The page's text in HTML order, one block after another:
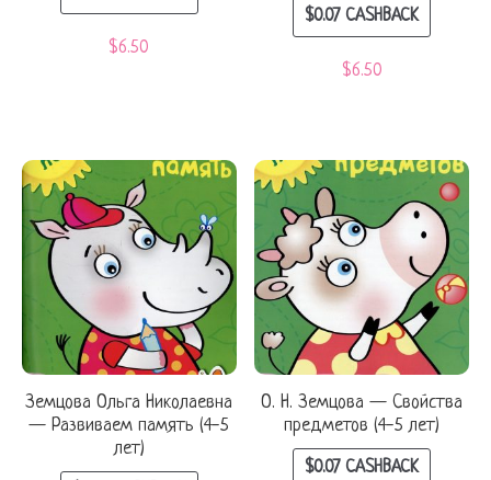
$6.50
$0.07CASHBACK
$6.50
Земцова Ольга Николаевна
— Развиваем память (4-5
лет)
О. Н. Земцова — Свойства
предметов (4-5 лет)
$0.07CASHBACK